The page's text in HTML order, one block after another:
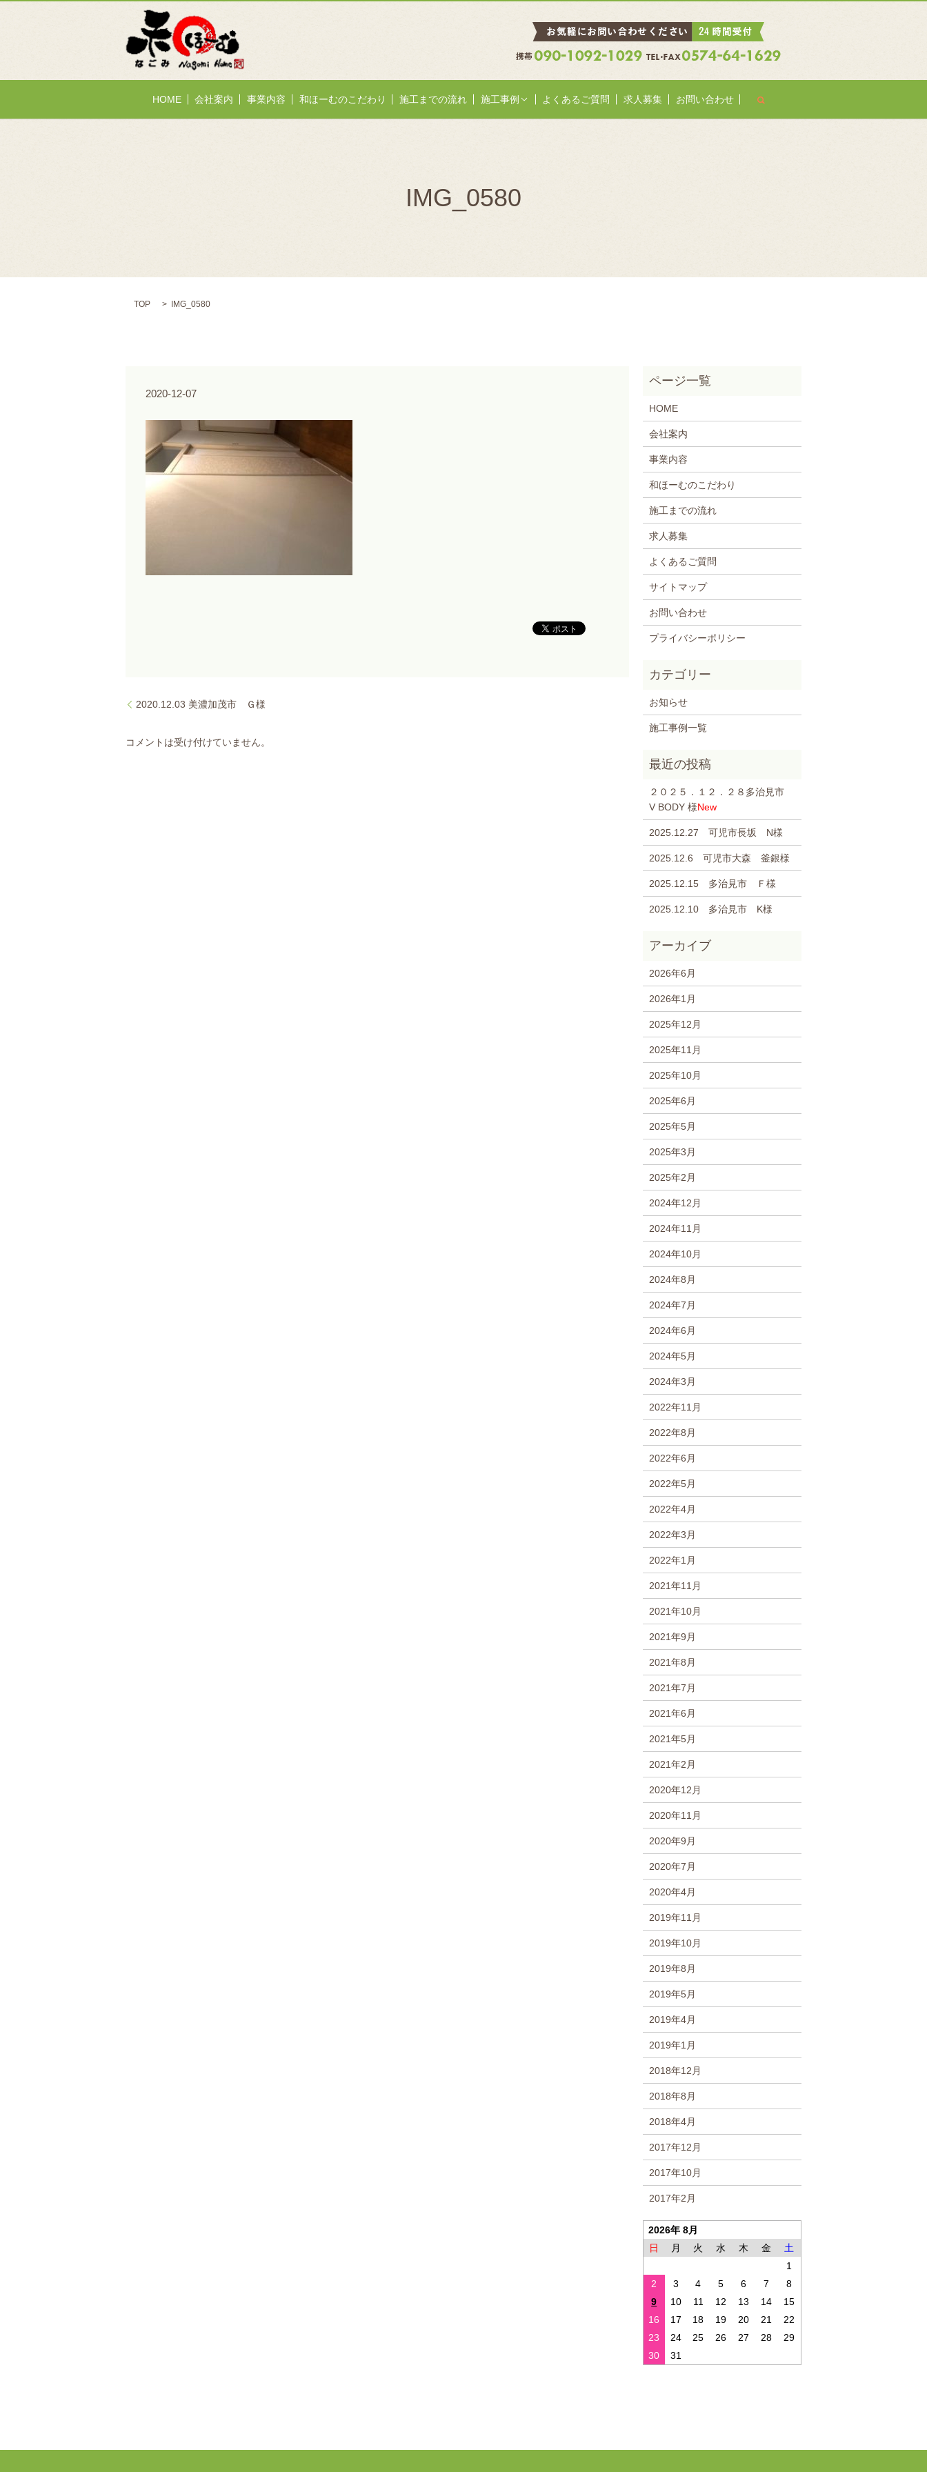
HOME 会社案内 事業内容 和ほーむのこだわり 施工までの流れ 施工事例 よくあるご質問 求人募集 お問い合わせ
IMG_0580
TOP IMG_0580
2020-12-07
2020.12.03 美濃加茂市 Ｇ様
コメントは受け付けていません。
HOME
会社案内
事業内容
和ほーむのこだわり
施工までの流れ
求人募集
よくあるご質問
サイトマップ
お問い合わせ
プライバシーポリシー
お知らせ
施工事例一覧
２０２５．１２．２８多治見市
V BODY 様New
2025.12.27 可児市長坂 N様
2025.12.6 可児市大森 釜銀様
2025.12.15 多治見市 Ｆ様
2025.12.10 多治見市 K様
2026年6月
2026年1月
2025年12月
2025年11月
2025年10月
2025年6月
2025年5月
2025年3月
2025年2月
2024年12月
2024年11月
2024年10月
2024年8月
2024年7月
2024年6月
2024年5月
2024年3月
2022年11月
2022年8月
2022年6月
2022年5月
2022年4月
2022年3月
2022年1月
2021年11月
2021年10月
2021年9月
2021年8月
2021年7月
2021年6月
2021年5月
2021年2月
2020年12月
2020年11月
2020年9月
2020年7月
2020年4月
2019年11月
2019年10月
2019年8月
2019年5月
2019年4月
2019年1月
2018年12月
2018年8月
2018年4月
2017年12月
2017年10月
2017年2月
2026年 8月
日
月 火 水 木 金
土
1
2
3 4 5 6 7
8
9
10 11 12 13 14
15
16
17 18 19 20 21
22
23
24 25 26 27 28
29
30
31